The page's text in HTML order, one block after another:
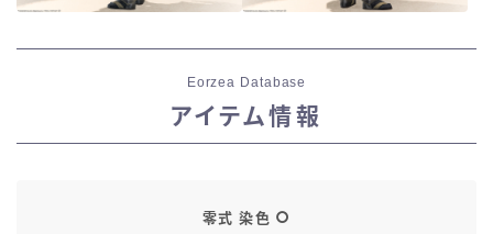
Eorzea Database
アイテム情報
零式 染色